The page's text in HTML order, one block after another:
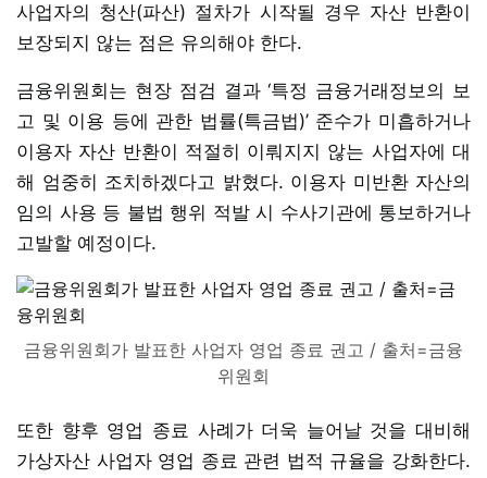
사업자의 청산(파산) 절차가 시작될 경우 자산 반환이
보장되지 않는 점은 유의해야 한다.
금융위원회는 현장 점검 결과 ‘특정 금융거래정보의 보
고 및 이용 등에 관한 법률(특금법)’ 준수가 미흡하거나
이용자 자산 반환이 적절히 이뤄지지 않는 사업자에 대
해 엄중히 조치하겠다고 밝혔다. 이용자 미반환 자산의
임의 사용 등 불법 행위 적발 시 수사기관에 통보하거나
고발할 예정이다.
금융위원회가 발표한 사업자 영업 종료 권고 / 출처=금융
위원회
또한 향후 영업 종료 사례가 더욱 늘어날 것을 대비해
가상자산 사업자 영업 종료 관련 법적 규율을 강화한다.